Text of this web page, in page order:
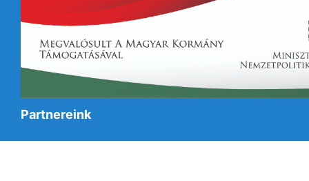
Partnereink